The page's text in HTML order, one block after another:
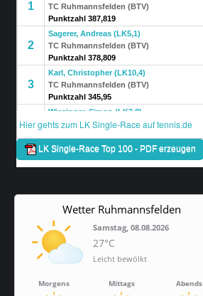
Wetter Ruhmannsfelden
Samstag, 08.08.2026
27°C
Leicht bewölkt
Morgens Mittags Abends